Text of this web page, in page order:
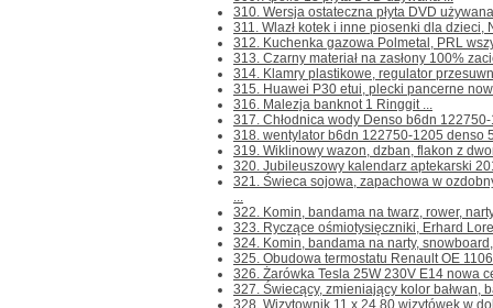
310. Wersja ostateczna płyta DVD
311. Wlazł kotek i inne piosenki dla dzieci,
312. Kuchenka gazowa Polmetal, PRL
313. Czarny materiał na zasłony 100%
314. Klamry plastikowe, regulator
315. Huawei P30 etui, plecki pancerne
316. Malezja banknot 1 Ringgit ...
317. Chłodnica wody Denso b6dn
318. wentylator b6dn 122750-1205 denso
319. Wiklinowy wazon, dzban, flakon z
320. Jubileuszowy kalendarz aptekarski
321. Świeca sojowa, zapachowa w
...
322. Komin, bandama na twarz, rower,
323. Ryczące ośmiotysięczniki, Erhard
324. Komin, bandama na narty,
325. Obudowa termostatu Renault OE
326. Żarówka Tesla 25W 230V E14 nowa
327. Świecący, zmieniający kolor bałwan,
328. Wizytownik 11 x 24 80 wizytówek w